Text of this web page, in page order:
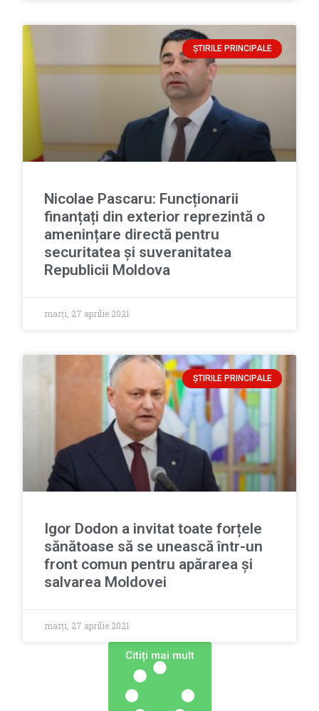
ȘTIRILE PRINCIPALE
Nicolae Pascaru: Funcționarii
finanțați din exterior reprezintă o
amenințare directă pentru
securitatea și suveranitatea
Republicii Moldova
marți, 27 aprilie 2021
ȘTIRILE PRINCIPALE
Igor Dodon a invitat toate forțele
sănătoase să se unească într-un
front comun pentru apărarea și
salvarea Moldovei
marți, 27 aprilie 2021
Сitiți mai mult